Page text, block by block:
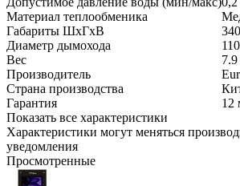
Материал теплообменика
Габариты ШхГхВ
Диаметр дымохода
110
Вес
7.9
Производитель
Страна производства
Гарантия
12
Показать все характеристики
Характеристики могут меняться
уведомления
Просмотренные